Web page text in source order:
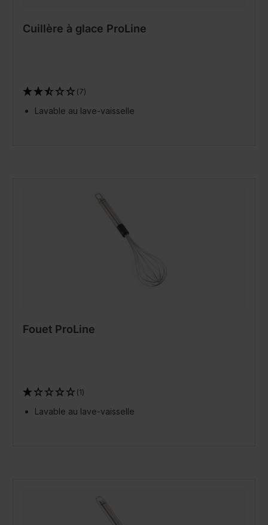
Cuillère à glace ProLine
(7)
Lavable au lave-vaisselle
Fouet ProLine
(1)
Lavable au lave-vaisselle